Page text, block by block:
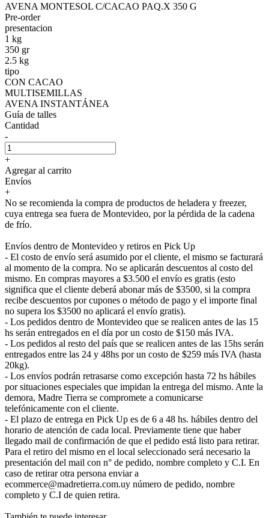
AVENA MONTESOL C/CACAO PAQ.X 350 G
Pre-order
presentacion
1 kg
350 gr
2.5 kg
tipo
CON CACAO
MULTISEMILLAS
AVENA INSTANTÁNEA
Guía de talles
Cantidad
-
+
Agregar al carrito
Envíos
+
No se recomienda la compra de productos de heladera y freezer,
cuya entrega sea fuera de Montevideo, por la pérdida de la cadena
de frío.
Envíos dentro de Montevideo y retiros en Pick Up
- El costo de envío será asumido por el cliente, el mismo se facturará
al momento de la compra. No se aplicarán descuentos al costo del
mismo. En compras mayores a $3.500 el envío es gratis (esto
significa que el cliente deberá abonar más de $3500, si la compra
recibe descuentos por cupones o método de pago y el importe final
no supera los $3500 no aplicará el envío gratis).
- Los pedidos dentro de Montevideo que se realicen antes de las 15
hs serán entregados en el día por un costo de $150 más IVA.
- Los pedidos al resto del país que se realicen antes de las 15hs serán
entregados entre las 24 y 48hs por un costo de $259 más IVA (hasta
20kg).
- Los envíos podrán retrasarse como excepción hasta 72 hs hábiles
por situaciones especiales que impidan la entrega del mismo. Ante la
demora, Madre Tierra se compromete a comunicarse
telefónicamente con el cliente.
- El plazo de entrega en Pick Up es de 6 a 48 hs. hábiles dentro del
horario de atención de cada local. Previamente tiene que haber
llegado mail de confirmación de que el pedido está listo para retirar.
Para el retiro del mismo en el local seleccionado será necesario la
presentación del mail con n° de pedido, nombre completo y C.I. En
caso de retirar otra persona enviar a
ecommerce@madretierra.com.uy número de pedido, nombre
completo y C.I de quien retira.